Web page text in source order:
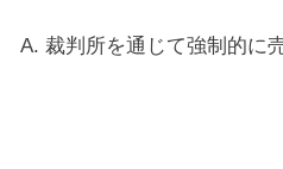
A. 裁判所を通じて強制的に